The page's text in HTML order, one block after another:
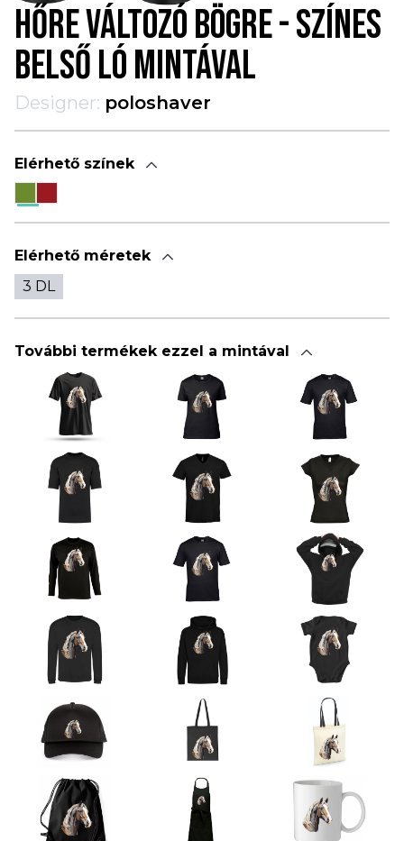
HŐRE VÁLTOZÓ BÖGRE - SZÍNES
BELSŐ LÓ MINTÁVAL
Designer: poloshaver
Elérhető színek
Elérhető méretek
3 DL
További termékek ezzel a mintával